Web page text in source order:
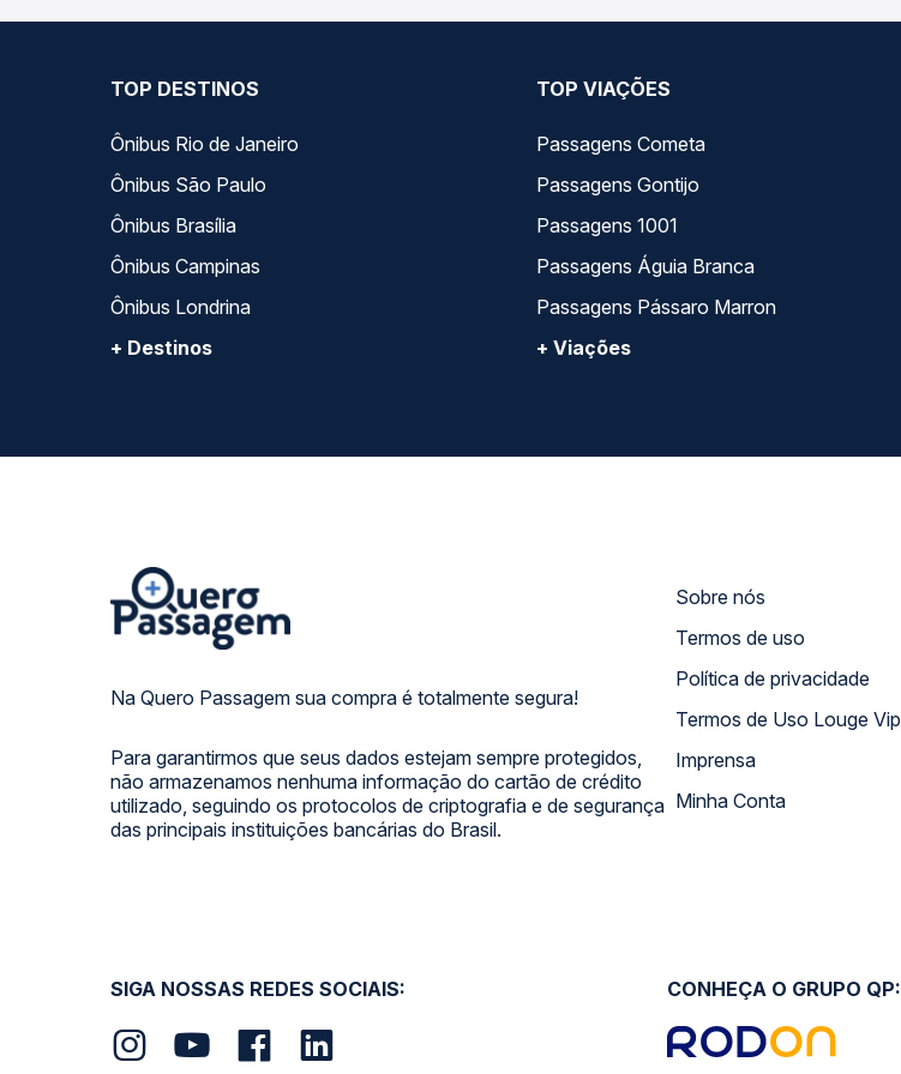
TOP DESTINOS
Ônibus Rio de Janeiro
Ônibus São Paulo
Ônibus Brasília
Ônibus Campinas
Ônibus Londrina
+ Destinos
TOP VIAÇÕES
Passagens Cometa
Passagens Gontijo
Passagens 1001
Passagens Águia Branca
Passagens Pássaro Marron
+ Viações
Na Quero Passagem sua compra é totalmente segura!
Para garantirmos que seus dados estejam sempre protegidos,
não armazenamos nenhuma informação do cartão de crédito
utilizado, seguindo os protocolos de criptografia e de segurança
das principais instituições bancárias do Brasil.
Sobre nós
Termos de uso
Política de privacidade
Termos de Uso Louge Vip
Imprensa
Minha Conta
SIGA NOSSAS REDES SOCIAIS: CONHEÇA O GRUPO QP: